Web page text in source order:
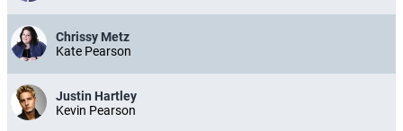
Chrissy Metz
Kate Pearson
Justin Hartley
Kevin Pearson